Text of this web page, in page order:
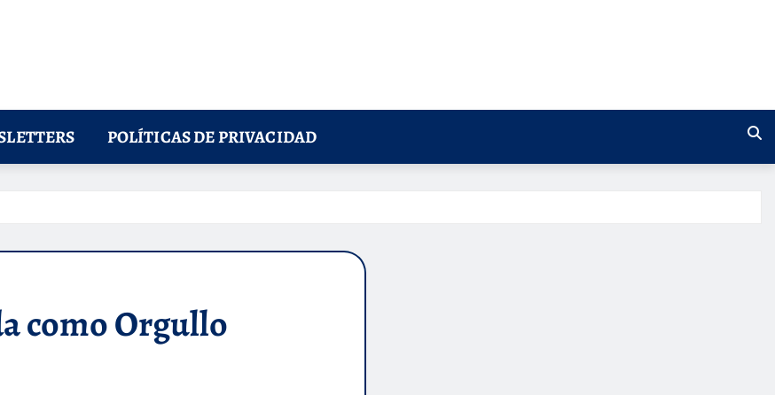
POLÍTICAS DE PRIVACIDAD
como Orgullo